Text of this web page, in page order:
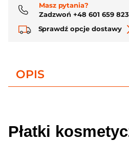
Masz pytania?
Zadzwoń +48 601 659 823
Sprawdź opcje dostawy
OPIS
Płatki